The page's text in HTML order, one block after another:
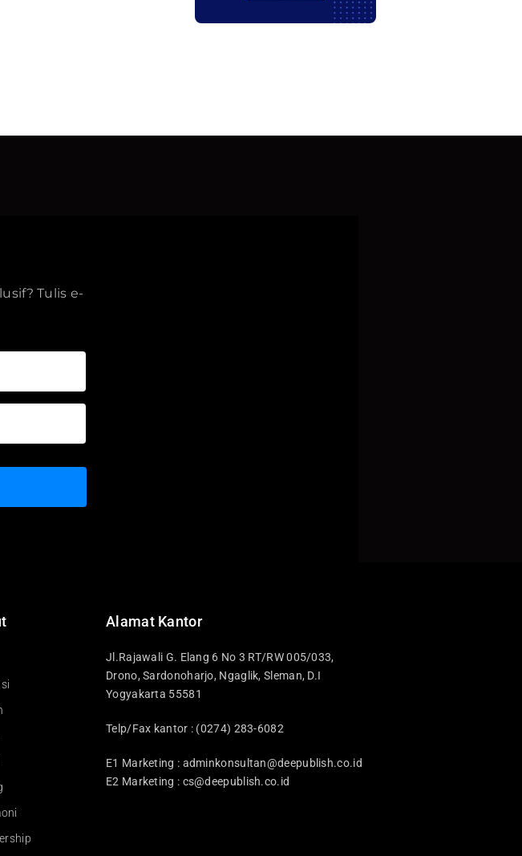
Tulis e-
Alamat Kantor
Jl.Rajawali G. Elang 6 No 3 RT/RW 005/033,
Drono, Sardonoharjo, Ngaglik, Sleman, D.I
Yogyakarta 55581
Telp/Fax kantor : (0274) 283-6082
E1 Marketing : adminkonsultan@deepublish.co.id
E2 Marketing : cs@deepublish.co.id